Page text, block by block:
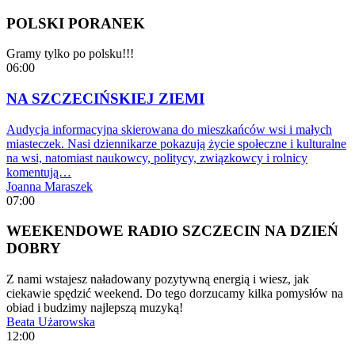
POLSKI PORANEK
Gramy tylko po polsku!!!
06:00
NA SZCZECIŃSKIEJ ZIEMI
Audycja informacyjna skierowana do mieszkańców wsi i małych
miasteczek. Nasi dziennikarze pokazują życie społeczne i kulturalne
na wsi, natomiast naukowcy, politycy, związkowcy i rolnicy
komentują…
Joanna Maraszek
07:00
WEEKENDOWE RADIO SZCZECIN NA DZIEŃ
DOBRY
Z nami wstajesz naładowany pozytywną energią i wiesz, jak
ciekawie spędzić weekend. Do tego dorzucamy kilka pomysłów na
obiad i budzimy najlepszą muzyką!
Beata Użarowska
12:00